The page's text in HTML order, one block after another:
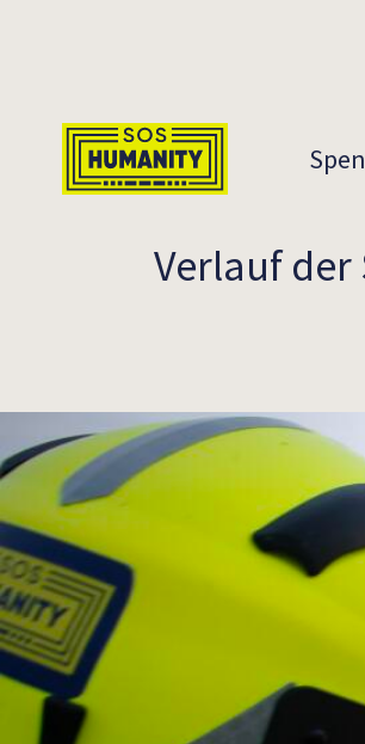
Verlauf